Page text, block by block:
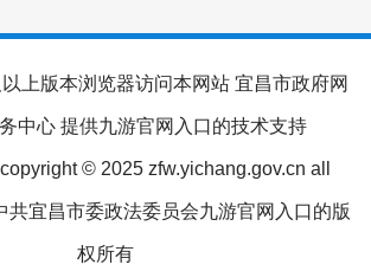
上版本浏览器访问本网站 宜昌市政府网
中心 提供九游官网入口的技术支持
© 2025 zfw.yichang.gov.cn all
共宜昌市委政法委员会九游官网入口的版
权所有